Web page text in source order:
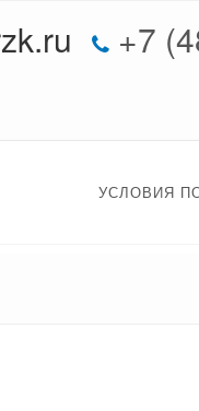
+7
УСЛОВИЯ